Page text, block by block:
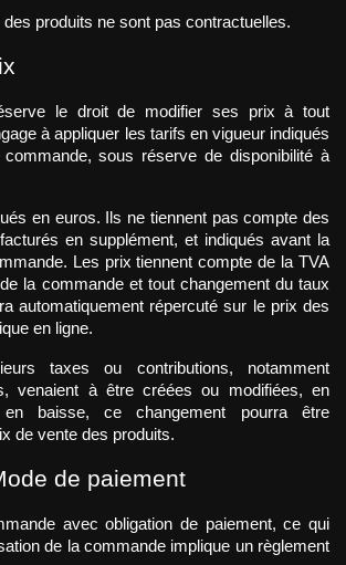
des produits ne sont pas contractuelles.
le droit de modifier ses prix à tout
à appliquer les tarifs en vigueur indiqués
sous réserve de disponibilité à
en euros. Ils ne tiennent pas compte des
en supplément, et indiqués avant la
Les prix tiennent compte de la TVA
la commande et tout changement du taux
automatiquement répercuté sur le prix des
en ligne.
taxes ou contributions, notamment
venaient à être créées ou modifiées, en
baisse, ce changement pourra être
de vente des produits.
de paiement
avec obligation de paiement, ce qui
de la commande implique un règlement